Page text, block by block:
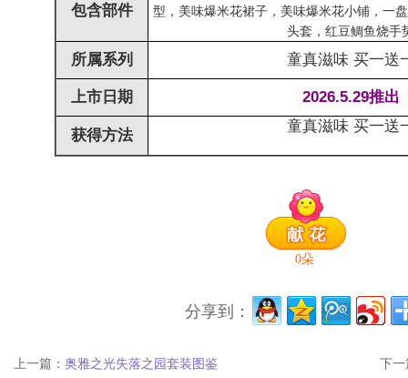
包含部件
型，美味爆米花裙子，美味爆米花小铺，一
头套，红豆鲷鱼烧手
所属系列 童真滋味 买一送
上市日期 2026.5.29推出
获得方法 童真滋味 买一送
0朵
分享到：
上一篇： 奥雅之光失落之园套装图鉴 下一